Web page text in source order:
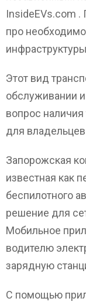
InsideEVs.com .
про
Этот вид
обслуживании
вопрос
для
Запорожская
известная как
беспилотного
решение для
Мобильное
водителю
зарядную
С помощью